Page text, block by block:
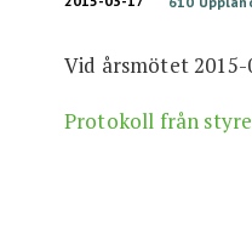
Vid årsmötet
Protokoll från